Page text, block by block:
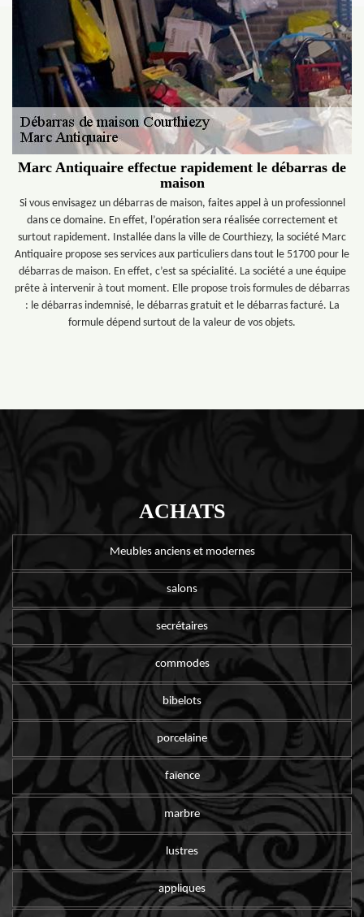
Marc Antiquaire effectue rapidement le débarras de
maison
Si vous envisagez un débarras de maison, faites appel à un professionnel
dans ce domaine. En effet, l’opération sera réalisée correctement et
surtout rapidement. Installée dans la ville de Courthiezy, la société Marc
Antiquaire propose ses services aux particuliers dans tout le 51700 pour le
débarras de maison. En effet, c’est sa spécialité. La société a une équipe
prête à intervenir à tout moment. Elle propose trois formules de débarras
: le débarras indemnisé, le débarras gratuit et le débarras facturé. La
formule dépend surtout de la valeur de vos objets.
ACHATS
Meubles anciens et modernes
salons
secrétaires
commodes
bibelots
porcelaine
faïence
marbre
lustres
appliques